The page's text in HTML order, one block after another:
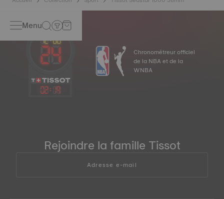
Menu
02: 19
Chronométreur officiel
de la NBA et de la
WNBA
Rejoindre la famille Tissot
Adresse e-mail